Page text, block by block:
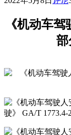
《机动车
部